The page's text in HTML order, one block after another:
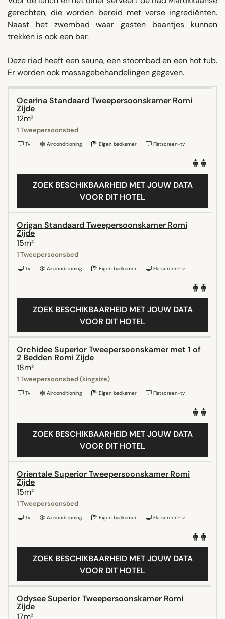
gerechten, die worden bereid met verse ingrediënten.
Naast het zwembad waar gasten baantjes kunnen
trekken is ook een bar.
Deze riad heeft een sauna, een stoombad en een hot tub.
Er worden ook massagebehandelingen gegeven.
Ocarina Standaard Tweepersoonskamer Romi
Zijde
12m²
1 Tweepersoonsbed
Tv Airconditioning Eigen badkamer Flatscreen-tv
ZOEK BESCHIKBAARHEID MET JOUW DATA
VOOR DIT HOTEL
Origan Standaard Tweepersoonskamer Romi
Zijde
15m²
1 Tweepersoonsbed
Tv Airconditioning Eigen badkamer Flatscreen-tv
ZOEK BESCHIKBAARHEID MET JOUW DATA
VOOR DIT HOTEL
Orchidee Superior Tweepersoonskamer met 1 of
2 Bedden Romi Zijde
18m²
1 Tweepersoonsbed (kingsize)
Tv Airconditioning Eigen badkamer Flatscreen-tv
ZOEK BESCHIKBAARHEID MET JOUW DATA
VOOR DIT HOTEL
Orientale Superior Tweepersoonskamer Romi
Zijde
15m²
1 Tweepersoonsbed
Tv Airconditioning Eigen badkamer Flatscreen-tv
ZOEK BESCHIKBAARHEID MET JOUW DATA
VOOR DIT HOTEL
Odysee Superior Tweepersoonskamer Romi
Zijde
17m²